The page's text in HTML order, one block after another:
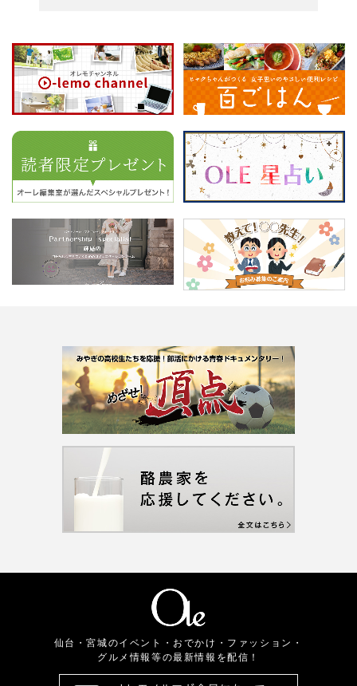
仙台・宮城のイベント・おでかけ・ファッション・
グルメ情報等の最新情報を配信！